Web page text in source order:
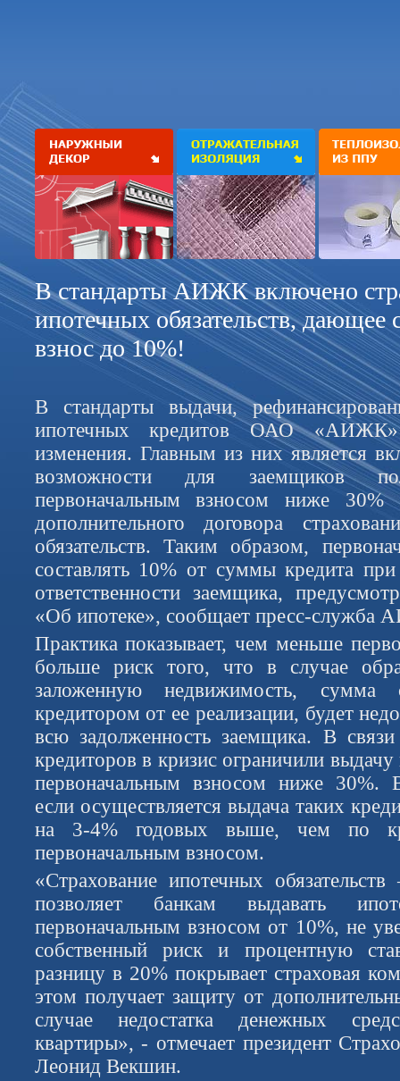
В стандарты АИЖК включено
ипотечных обязательств, дающее
взнос до 10%!
В стандарты выдачи,
ипотечных кредитов ОАО «АИЖК»
изменения. Главным из них является
возможности для заемщиков
первоначальным взносом ниже 30%
дополнительного договора
обязательств. Таким образом,
составлять 10% от суммы кредита при
ответственности заемщика,
«Об ипотеке», сообщает пресс-служба
Практика показывает, чем меньше
больше риск того, что в случае
заложенную недвижимость, сумма
кредитором от ее реализации, будет
всю задолженность заемщика. В
кредиторов в кризис ограничили
первоначальным взносом ниже 30%.
если осуществляется выдача таких
на 3-4% годовых выше, чем по
первоначальным взносом.
«Страхование ипотечных
позволяет банкам выдавать
первоначальным взносом от 10%, не
собственный риск и процентную
разницу в 20% покрывает страховая
этом получает защиту от
случае недостатка денежных
квартиры», - отмечает президент
Леонид Векшин.